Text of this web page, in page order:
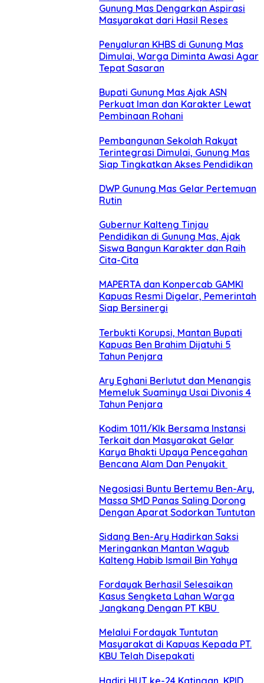
Gunung Mas Dengarkan Aspirasi
Masyarakat dari Hasil Reses
Penyaluran KHBS di Gunung Mas
Dimulai, Warga Diminta Awasi Agar
Tepat Sasaran
Bupati Gunung Mas Ajak ASN
Perkuat Iman dan Karakter Lewat
Pembinaan Rohani
Pembangunan Sekolah Rakyat
Terintegrasi Dimulai, Gunung Mas
Siap Tingkatkan Akses Pendidikan
DWP Gunung Mas Gelar Pertemuan
Rutin
Gubernur Kalteng Tinjau
Pendidikan di Gunung Mas, Ajak
Siswa Bangun Karakter dan Raih
Cita-Cita
MAPERTA dan Konpercab GAMKI
Kapuas Resmi Digelar, Pemerintah
Siap Bersinergi
Terbukti Korupsi, Mantan Bupati
Kapuas Ben Brahim Dijatuhi 5
Tahun Penjara
Ary Eghani Berlutut dan Menangis
Memeluk Suaminya Usai Divonis 4
Tahun Penjara
Kodim 1011/Klk Bersama Instansi
Terkait dan Masyarakat Gelar
Karya Bhakti Upaya Pencegahan
Bencana Alam Dan Penyakit
Negosiasi Buntu Bertemu Ben-Ary,
Massa SMD Panas Saling Dorong
Dengan Aparat Sodorkan Tuntutan
Sidang Ben-Ary Hadirkan Saksi
Meringankan Mantan Wagub
Kalteng Habib Ismail Bin Yahya
Fordayak Berhasil Selesaikan
Kasus Sengketa Lahan Warga
Jangkang Dengan PT KBU
Melalui Fordayak Tuntutan
Masyarakat di Kapuas Kepada PT.
KBU Telah Disepakati
Hadiri HUT ke-24 Katingan, KPID